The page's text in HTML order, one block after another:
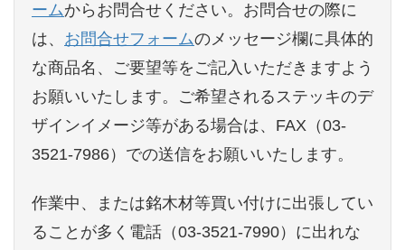
ームからお問合せください。お問合せの際に
は、 お問合せフォームのメッセージ欄に具体的
な商品名、ご要望等をご記入いただきますよう
お願いいたします。ご希望されるステッキのデ
ザインイメージ等がある場合は、FAX（03-
3521-7986）での送信をお願いいたします。
作業中、または銘木材等買い付けに出張してい
ることが多く電話（03-3521-7990）に出れな